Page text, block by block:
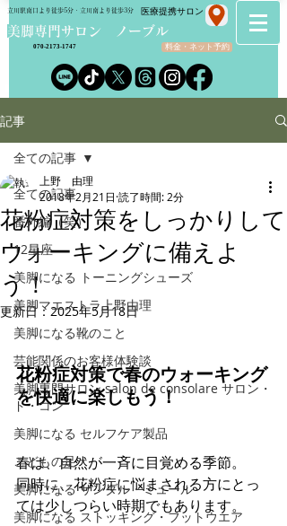
​美脚専門サロン ノーブル
立川駅南口より徒歩5分・立川南より徒歩3分
料金・ネット予約
070-2173-1747
​医療提携サロン
記事
全ての記事
番外編（笑）
12星座
美脚になる トーニングシューズ
美脚マエストラ上野由理
美脚になる靴のこと
芸能関係のお客様体験談
美脚専門サロン salon de consolare サロン・
ド・コン
美脚になる セルフケア製品
こどもの足
美脚になる サンダル・ミュール
美脚になる ストッキング・フットウエア
全ての記事
花粉症対策をしっかりして
ウォーキングに備えよ
う！
上野 由理
2018年2月21日 読了時間: 2分
更新日：2025年5月18日
花粉症対策で春のウォーキング
を快適に楽しもう！
春は、自然が一斉に目覚める季節。
同時に、花粉症に悩まされる方にとっ
ては少しつらい時期でもあります。